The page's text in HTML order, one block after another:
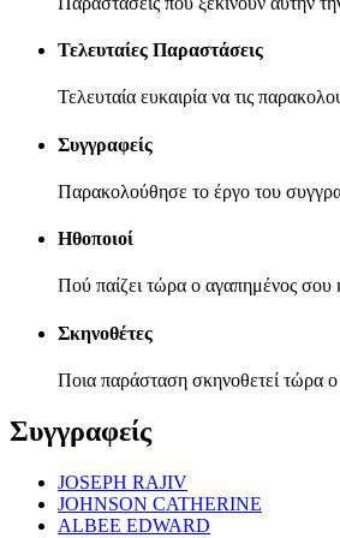
Τελευταίες Παραστάσεις
Τελευταία ευκαιρία να τις
Συγγραφείς
Παρακολούθησε το έργο του
Ηθοποιοί
Πού παίζει τώρα ο αγαπημένος σου
Σκηνοθέτες
Ποια παράσταση σκηνοθετεί τώρα
Συγγραφείς
JOSEPH RAJIV
JOHNSON CATHERINE
ALBEE EDWARD